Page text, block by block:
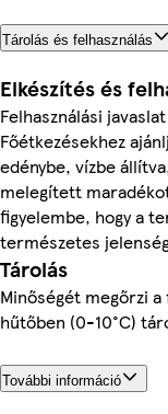
Tárolás és felhasználás
Elkészítés és
Felhasználási javaslat
Főétkezésekhez
edénybe, vízbe
melegített
figyelembe, hogy a
természetes
Tárolás
Minőségét megőrzi
hűtőben (0-10°C)
További információ